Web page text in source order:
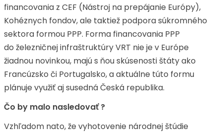
financovania z CEF (Nástroj na prepájanie Európy),
Kohéznych fondov, ale taktiež podpora súkromného
sektora formou PPP. Forma financovania PPP
do železničnej infraštruktúry VRT nie je v Európe
žiadnou novinkou, majú s ňou skúsenosti štáty ako
Francúzsko či Portugalsko, a aktuálne túto formu
plánuje využiť aj susedná Česká republika.
Čo by malo nasledovať ?
Vzhľadom nato, že vyhotovenie národnej štúdie